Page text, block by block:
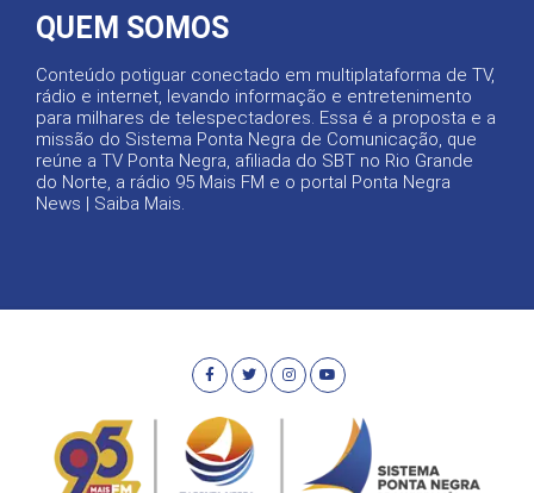
QUEM SOMOS
Conteúdo potiguar conectado em multiplataforma de TV,
rádio e internet, levando informação e entretenimento
para milhares de telespectadores. Essa é a proposta e a
missão do Sistema Ponta Negra de Comunicação, que
reúne a TV Ponta Negra, afiliada do SBT no Rio Grande
do Norte, a rádio 95 Mais FM e o portal Ponta Negra
News | Saiba Mais.